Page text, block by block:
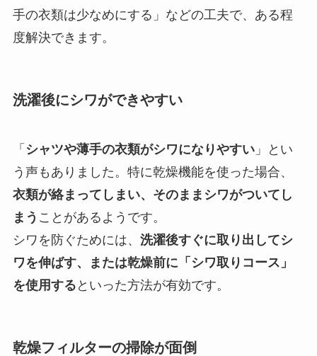
手の衣類は少なめにする」などの工夫で、ある程
度解決できます。
洗濯後にシワができやすい
「 シャツや薄手の衣類がシワになりやすい」とい
う声もありました。特に乾燥機能を使った場合、
衣類が絡まってしまい、そのままシワがついてし
まう ことがあるようです。
シワを防ぐためには、 洗濯後すぐに取り出してシ
ワを伸ばす、または乾燥前に「シワ取りコース」
を使用する といった方法が有効です。
乾燥フィルターの掃除が面倒